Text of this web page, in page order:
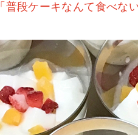
「普段ケーキなんて食べな